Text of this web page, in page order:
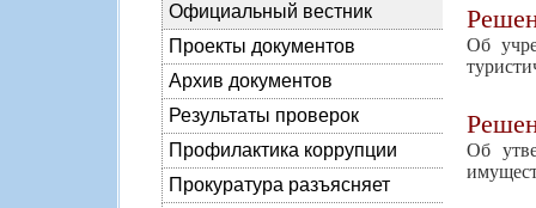
Официальный вестник
Проекты документов
Архив документов
Результаты проверок
Профилактика коррупции
Прокуратура разъясняет
Об
Об